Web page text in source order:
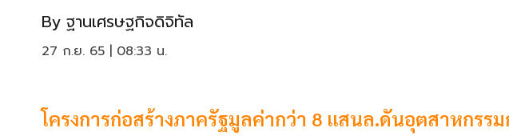
By ฐานเศรษฐกิจดิจิทัล
27 ก.ย. 65 | 08:33 น.
โครงการก่อสร้างภาครัฐมูลค่ากว่า 8 แสนล.ดันอุตสาหกรร